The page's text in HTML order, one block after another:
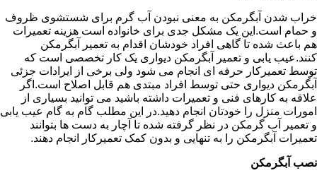
خراب شدن آبگرمکن به معنی نبودن آب گرم برای شستشوی ظروف
و حمام است.این یک مشکل جدی برای خانواده است هزینه تعمیرات
هم باعث شده تا گاهی افراد خودشان اقدام به تعمیر آبگرمکن
کنند.عیب یابی و تعمیر آبگرمکن دیواری یک کار تخصصی است که
توسط تعمیرکار حرفه ای انجام می شود ولی برخی از ایرادات جزئی
آبگرمکن دیواری حتی توسط افراد مبتدی هم قابل اصلاح است.اگر
علاقه به کارهای فنی و تعمیرات داشته باشید می توانید بسیاری از
امورات منزل را خودتان انجام دهید.در این مطلب گام به گام عیب یابی
و تعمیر آب گرمکن در نظر گرفته شده تا آچار به دست ها بتوانند
تعمیرات آبگرمکن را به تنهایی و بدون کمک تعمیرکار انجام دهند.
نصب آبگرمکن